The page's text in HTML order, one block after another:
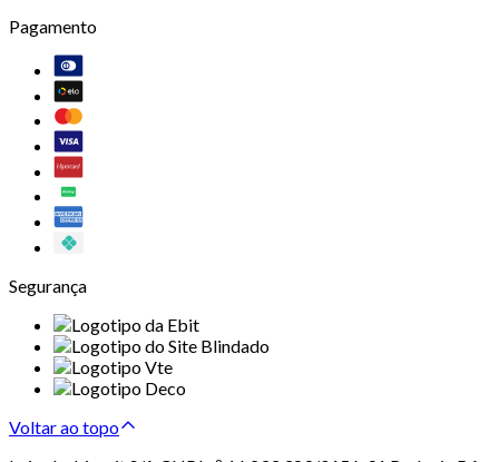
Pagamento
Segurança
Voltar ao topo